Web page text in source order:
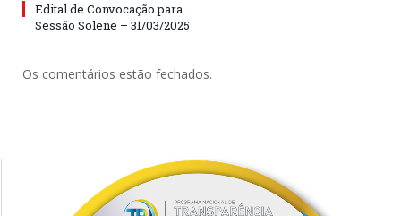
Edital de Convocação para
Sessão Solene – 31/03/2025
Os comentários estão fechados.